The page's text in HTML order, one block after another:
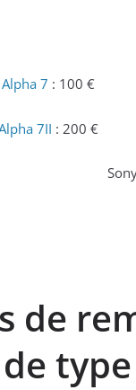
7 : 100 €
7II : 200 €
de